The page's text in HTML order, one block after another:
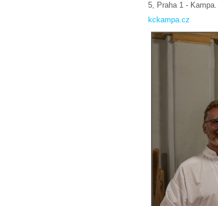
5, Praha 1 - Kampa.
kckampa.cz